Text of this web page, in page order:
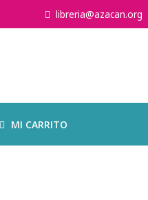
libreria@azacan.org
MI CARRITO